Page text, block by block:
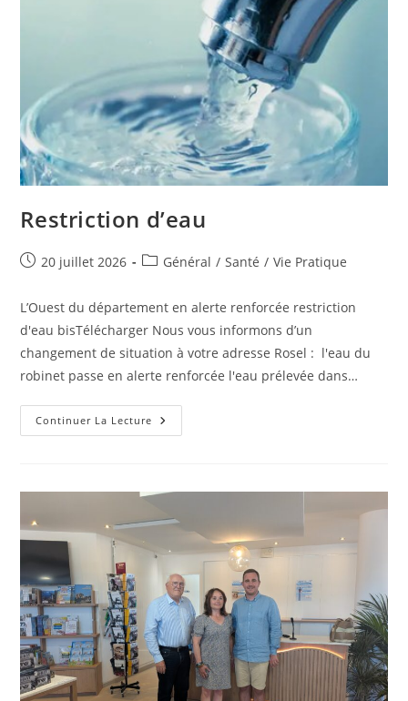
L’UNESCO
Restriction d’eau
Publication
20 juillet 2026
PostGénéral / Santé / Vie Pratique
L’Ouest du département en alerte renforcée restriction
d'eau bisTélécharger Nous vous informons d’un
changement de situation à votre adresse Rosel : l'eau du
robinet passe en alerte renforcée l'eau prélevée dans…
Continuer La Lecture Restriction
D’eau